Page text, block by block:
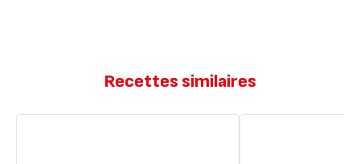
Recettes similaires